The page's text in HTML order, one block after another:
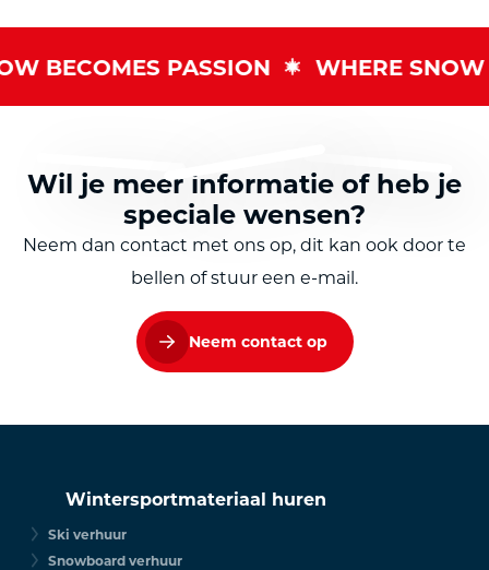
BECOMES PASSION WHERE SNOW
Wil je meer informatie of heb je
speciale wensen?
Neem dan contact met ons op, dit kan ook door te
bellen of stuur een e-mail.
Neem contact op
Wintersportmateriaal huren
Ski verhuur
Snowboard verhuur